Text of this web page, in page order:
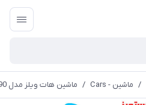
/ ماشین - Cars / ماشین هات ویلز مدل Land Rover Defender 90